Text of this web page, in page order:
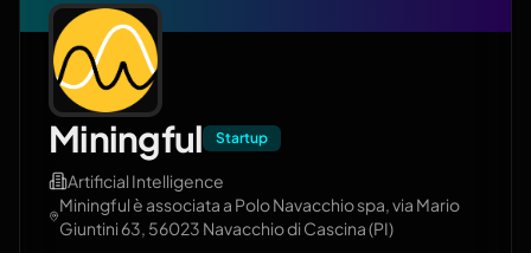
Miningful Startup
Artificial Intelligence
Miningful è associata a Polo Navacchio spa, via Mario
Giuntini 63, 56023 Navacchio di Cascina (PI)